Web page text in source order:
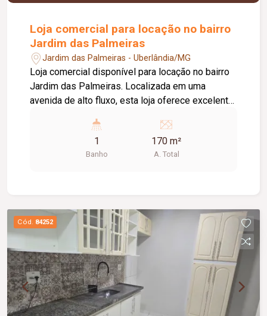
Loja comercial para locação no bairro
Jardim das Palmeiras
Jardim das Palmeiras - Uberlândia/MG
Loja comercial disponível para locação no bairro
Jardim das Palmeiras. Localizada em uma
avenida de alto fluxo, esta loja oferece excelente
com escritório, mezanino, banheiro, 02 portas de
aço e frente recuada com espaço para
estacionamento de até 02 veículos. Ideal para
1
Banho
170 m²
A. Total
Cód. 84252